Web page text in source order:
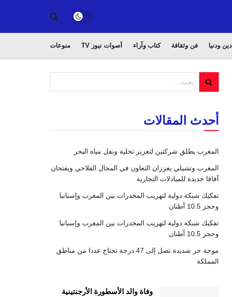
دين ودنيا فن وثقافة كتاب وآراء أصوات نيوز TV منوعات
أحدث المقالات
المغرب يطلق شركتين لتعزيز تحلية ونقل مياه البحر
المغرب وتشيلي يعززان التعاون في المجال الفلاحي ويفتحان
آفاقا جديدة للمبادلات التجارية
تفكيك شبكة دولية لتهريب المخدرات بين المغرب وإسبانيا
وحجز 10.5 أطنان
تفكيك شبكة دولية لتهريب المخدرات بين المغرب وإسبانيا
وحجز 10.5 أطنان
موجة حر شديدة تصل إلى 47 درجة تجتاح عددا من مناطق
المملكة
وفاة والد الأسطورة الأرجنتينية